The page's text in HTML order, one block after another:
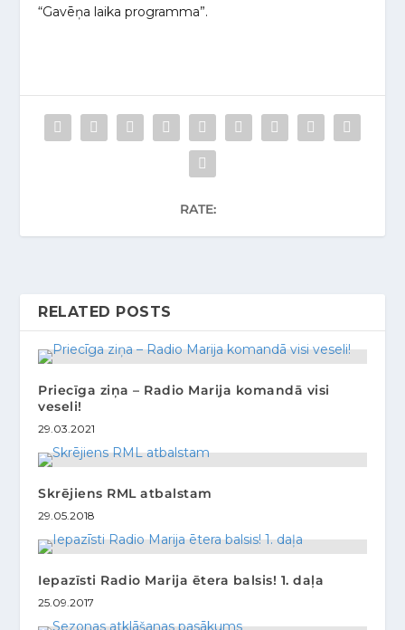
“Gavēņa laika programma”.
RATE:
RELATED POSTS
Priecīga ziņa – Radio Marija komandā visi
veseli!
29.03.2021
Skrējiens RML atbalstam
29.05.2018
Iepazīsti Radio Marija ētera balsis! 1. daļa
25.09.2017